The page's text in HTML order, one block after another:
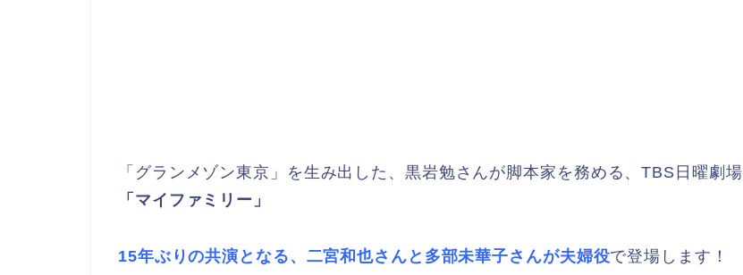
「グランメゾン東京」を生み出した、黒岩勉さんが脚本家を務める、TBS日曜劇場
「マイファミリー」
15年ぶりの共演となる、二宮和也さんと多部未華子さんが夫婦役で登場します！